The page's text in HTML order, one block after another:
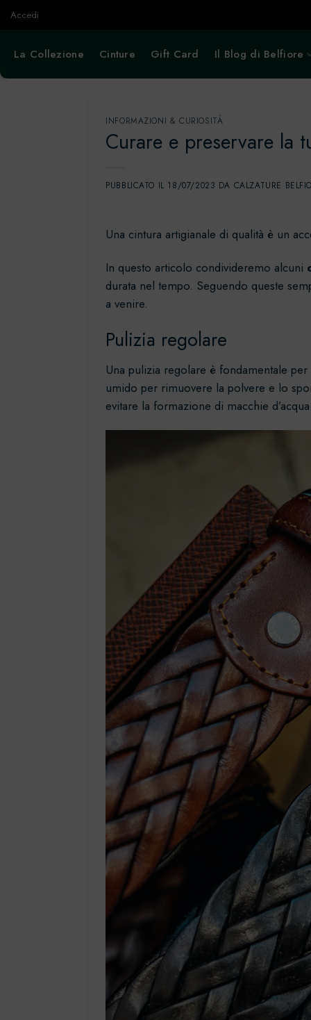
SaltaAccedi
La Collezione Cinture Gift Card Il Blog di Belfiore
INFORMAZIONI & CURIOSITÀ
Curare e preservare la
PUBBLICATO IL 18/07/2023 DA CALZATURE
Una cintura artigianale di qualità è un
In questo articolo condivideremo alcuni
durata nel tempo. Seguendo queste
a venire.
Pulizia regolare
Una pulizia regolare è fondamentale
umido per rimuovere la polvere e lo
evitare la formazione di macchie d’acqua.